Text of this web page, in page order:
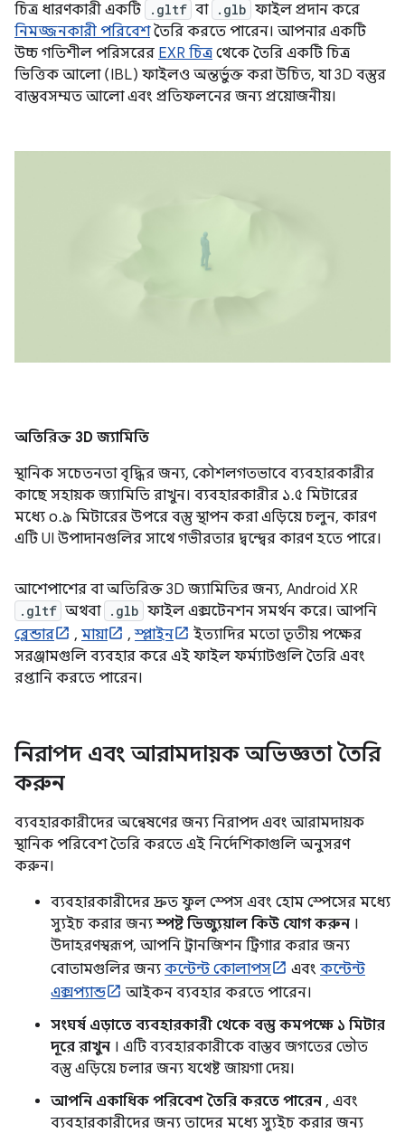
চিত্র ধারণকারী একটি .gltf বা .glb ফাইল প্রদান করে
নিমজ্জনকারী পরিবেশতৈরি করতে পারেন। আপনার একটি
উচ্চ গতিশীল পরিসরের EXR চিত্র থেকে তৈরি একটি চিত্র
ভিত্তিক আলো (IBL) ফাইলও অন্তর্ভুক্ত করা উচিত, যা 3D বস্তুর
বাস্তবসম্মত আলো এবং প্রতিফলনের জন্য প্রয়োজনীয়।
অতিরিক্ত 3D জ্যামিতি
স্থানিক সচেতনতা বৃদ্ধির জন্য, কৌশলগতভাবে ব্যবহারকারীর
কাছে সহায়ক জ্যামিতি রাখুন। ব্যবহারকারীর ১.৫ মিটারের
মধ্যে ০.৯ মিটারের উপরে বস্তু স্থাপন করা এড়িয়ে চলুন, কারণ
এটি UI উপাদানগুলির সাথে গভীরতার দ্বন্দ্বের কারণ হতে পারে।
আশেপাশের বা অতিরিক্ত 3D জ্যামিতির জন্য, Android XR
.gltf অথবা .glb ফাইল এক্সটেনশন সমর্থন করে। আপনি
ব্লেন্ডার
, মায়া ,স্প্লাইন
ইত্যাদির মতো তৃতীয় পক্ষের
সরঞ্জামগুলি ব্যবহার করে এই ফাইল ফর্ম্যাটগুলি তৈরি এবং
রপ্তানি করতে পারেন।
নিরাপদ এবং আরামদায়ক অভিজ্ঞতা তৈরি
করুন
ব্যবহারকারীদের অন্বেষণের জন্য নিরাপদ এবং আরামদায়ক
স্থানিক পরিবেশ তৈরি করতে এই নির্দেশিকাগুলি অনুসরণ
করুন।
ব্যবহারকারীদের দ্রুত ফুল স্পেস এবং হোম স্পেসের মধ্যে
স্যুইচ করার জন্যস্পষ্ট ভিজ্যুয়াল কিউ যোগ করুন ।
উদাহরণস্বরূপ, আপনি ট্রানজিশন ট্রিগার করার জন্য
বোতামগুলির জন্য কন্টেন্ট কোলাপস এবং কন্টেন্ট
এক্সপ্যান্ড
আইকন ব্যবহার করতে পারেন।
সংঘর্ষ এড়াতে ব্যবহারকারী থেকে বস্তু কমপক্ষে ১ মিটার
দূরে রাখুন । এটি ব্যবহারকারীকে বাস্তব জগতের ভৌত
বস্তু এড়িয়ে চলার জন্য যথেষ্ট জায়গা দেয়।
আপনি একাধিক পরিবেশ তৈরি করতে পারেন , এবং
ব্যবহারকারীদের জন্য তাদের মধ্যে স্যুইচ করার জন্য